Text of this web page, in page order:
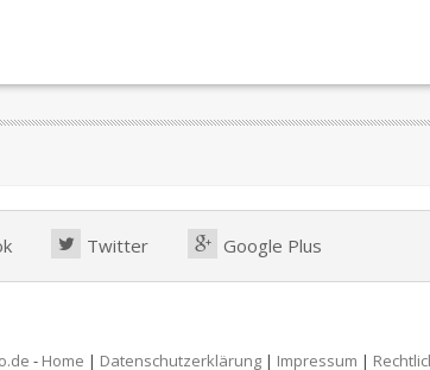
Twitter Google Plus
- Home | Datenschutzerklärung | Impressum |